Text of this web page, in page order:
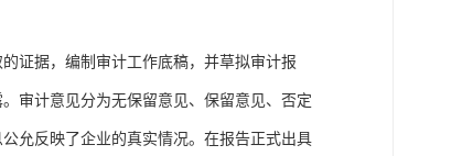
证据，编制审计工作底稿，并草拟审计报
审计意见分为无保留意见、保留意见、否定
允反映了企业的真实情况。在报告正式出具